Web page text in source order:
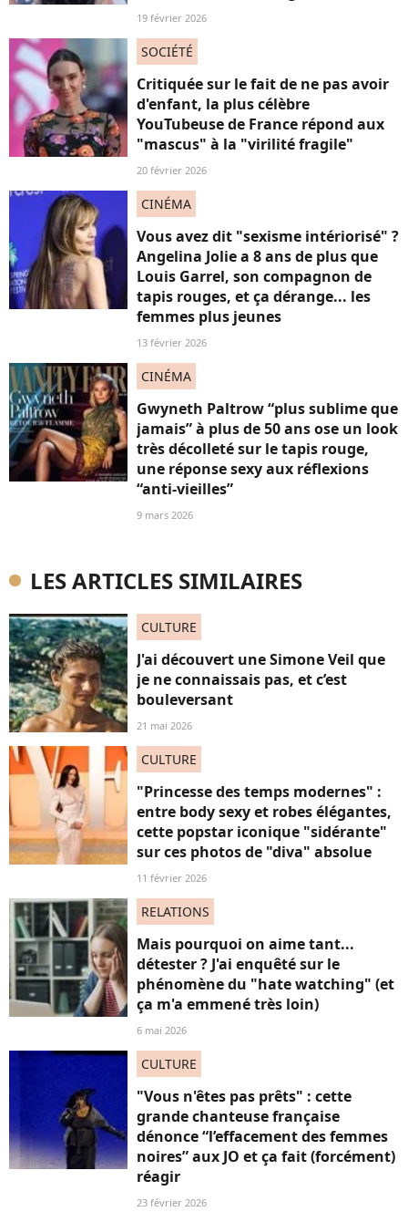
19 février 2026
SOCIÉTÉ
Critiquée sur le fait de ne pas avoir
d'enfant, la plus célèbre
YouTubeuse de France répond aux
"mascus" à la "virilité fragile"
20 février 2026
CINÉMA
Vous avez dit "sexisme intériorisé" ?
Angelina Jolie a 8 ans de plus que
Louis Garrel, son compagnon de
tapis rouges, et ça dérange... les
femmes plus jeunes
13 février 2026
CINÉMA
Gwyneth Paltrow “plus sublime que
jamais” à plus de 50 ans ose un look
très décolleté sur le tapis rouge,
une réponse sexy aux réflexions
“anti-vieilles”
9 mars 2026
LES ARTICLES SIMILAIRES
CULTURE
J'ai découvert une Simone Veil que
je ne connaissais pas, et c’est
bouleversant
21 mai 2026
CULTURE
"Princesse des temps modernes" :
entre body sexy et robes élégantes,
cette popstar iconique "sidérante"
sur ces photos de "diva" absolue
11 février 2026
RELATIONS
Mais pourquoi on aime tant...
détester ? J'ai enquêté sur le
phénomène du "hate watching" (et
ça m'a emmené très loin)
6 mai 2026
CULTURE
"Vous n'êtes pas prêts" : cette
grande chanteuse française
dénonce “l’effacement des femmes
noires” aux JO et ça fait (forcément)
réagir
23 février 2026